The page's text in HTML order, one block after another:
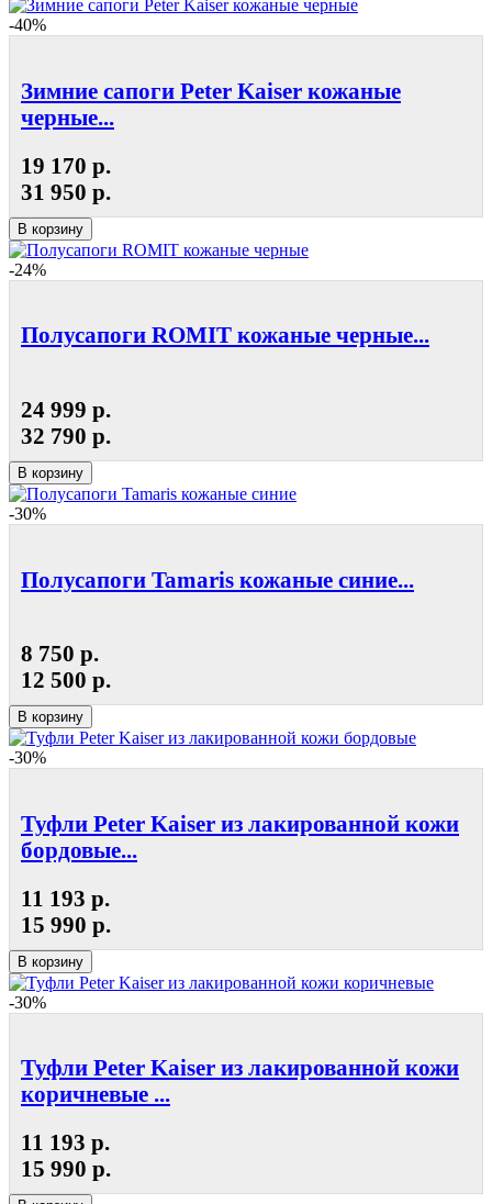
-40%
Зимние сапоги Peter Kaiser кожаные
черные...
19 170 р.
31 950 р.
В корзину
-24%
Полусапоги ROMIT кожаные черные...
24 999 р.
32 790 р.
В корзину
-30%
Полусапоги Tamaris кожаные синие...
8 750 р.
12 500 р.
В корзину
-30%
Туфли Peter Kaiser из лакированной кожи
бордовые...
11 193 р.
15 990 р.
В корзину
-30%
Туфли Peter Kaiser из лакированной кожи
коричневые ...
11 193 р.
15 990 р.